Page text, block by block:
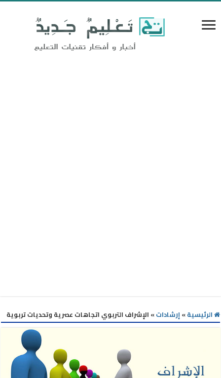
الرئيسية» إرشادات» الإشراف التربوي اتجاهات عصرية وتحديات تربوية